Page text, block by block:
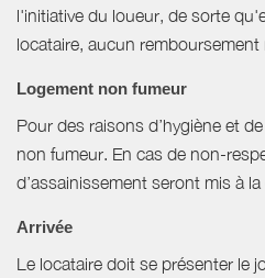
l'initiative du loueur, de sorte
locataire, aucun remboursement
Logement non fumeur
Pour des raisons d’hygiène et
non fumeur. En cas de non-
d’assainissement seront mis à
Arrivée
Le locataire doit se présenter le